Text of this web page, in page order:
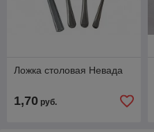
Ложка столовая Невада
1,70 руб.